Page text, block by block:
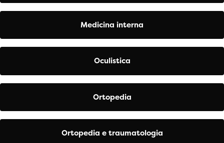
Medicina interna
Oculistica
Ortopedia
Ortopedia e traumatologia